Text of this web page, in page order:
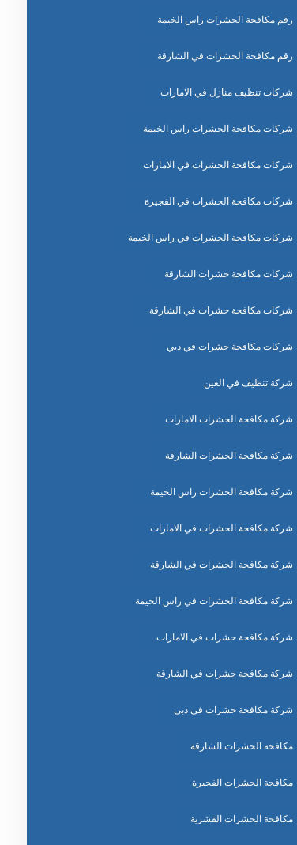
رقم مكافحة الحشرات راس الخيمة
رقم مكافحة الحشرات في الشارقة
شركات تنظيف منازل في الامارات
شركات مكافحة الحشرات راس الخيمة
شركات مكافحة الحشرات في الامارات
شركات مكافحة الحشرات في الفجيرة
شركات مكافحة الحشرات في راس الخيمة
شركات مكافحة حشرات الشارقة
شركات مكافحة حشرات في الشارقة
شركات مكافحة حشرات في دبي
شركة تنظيف في العين
شركة مكافحة الحشرات الامارات
شركة مكافحة الحشرات الشارقة
شركة مكافحة الحشرات راس الخيمة
شركة مكافحة الحشرات في الامارات
شركة مكافحة الحشرات في الشارقة
شركة مكافحة الحشرات في راس الخيمة
شركة مكافحة حشرات في الامارات
شركة مكافحة حشرات في الشارقة
شركة مكافحة حشرات في دبي
مكافحة الحشرات الشارقة
مكافحة الحشرات الفجيرة
مكافحة الحشرات القشرية